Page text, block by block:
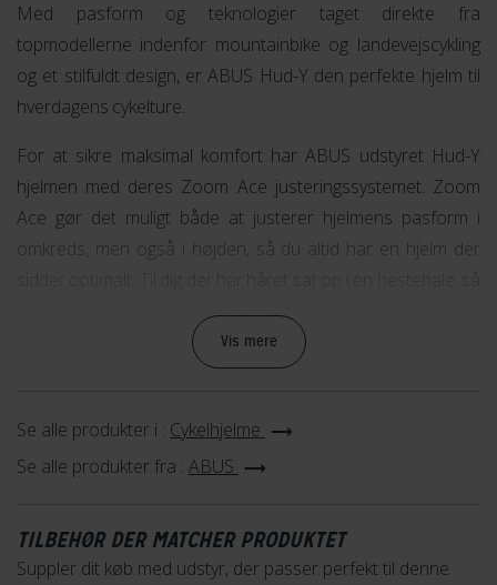
Med pasform og teknologier taget direkte fra
topmodellerne indenfor mountainbike og landevejscykling
og et stilfuldt design, er ABUS Hud-Y den perfekte hjelm til
hverdagens cykelture.
For at sikre maksimal komfort har ABUS udstyret Hud-Y
hjelmen med deres Zoom Ace justeringssystemet. Zoom
Ace gør det muligt både at justerer hjelmens pasform i
omkreds, men også i højden, så du altid har en hjelm der
har Hud-Y mulighed for at du kan føre heste halen ud
gennem spændesystemet så du ikke skal tænke på at få
ødelagt håret på din cykeltur.
Bag på hjelmen finder du en USB lygte der med sine tre
Vis mere
Se alle produkter i : Cykelhjelme
Se alle produkter fra : ABUS
TILBEHØR DER MATCHER PRODUKTET
Suppler dit køb med udstyr, der passer perfekt til denne